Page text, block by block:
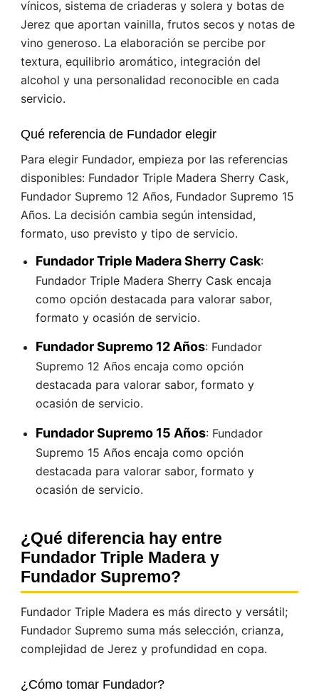
vínicos, sistema de criaderas y solera y botas de
Jerez que aportan vainilla, frutos secos y notas de
vino generoso. La elaboración se percibe por
textura, equilibrio aromático, integración del
alcohol y una personalidad reconocible en cada
servicio.
Qué referencia de Fundador elegir
Para elegir Fundador, empieza por las referencias
disponibles: Fundador Triple Madera Sherry Cask,
Fundador Supremo 12 Años, Fundador Supremo 15
Años. La decisión cambia según intensidad,
formato, uso previsto y tipo de servicio.
Fundador Triple Madera Sherry Cask:
Fundador Triple Madera Sherry Cask encaja
como opción destacada para valorar sabor,
formato y ocasión de servicio.
Fundador Supremo 12 Años: Fundador
Supremo 12 Años encaja como opción
destacada para valorar sabor, formato y
ocasión de servicio.
Fundador Supremo 15 Años: Fundador
Supremo 15 Años encaja como opción
destacada para valorar sabor, formato y
ocasión de servicio.
¿Qué diferencia hay entre
Fundador Triple Madera y
Fundador Supremo?
Fundador Triple Madera es más directo y versátil;
Fundador Supremo suma más selección, crianza,
complejidad de Jerez y profundidad en copa.
¿Cómo tomar Fundador?